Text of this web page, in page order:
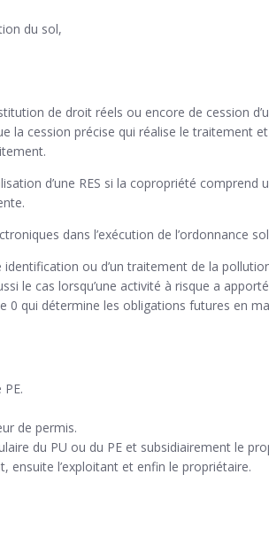
du sol,
de droit réels ou encore de cession
la cession précise qui réalise le traitement
d’une RES si la copropriété comprend
dans l’exécution de l’ordonnance
ou d’un traitement de la
le cas lorsqu’une activité à risque a
qui détermine les obligations futures en
de permis.
du PU ou du PE et subsidiairement le
ensuite l’exploitant et enfin le propriétaire.